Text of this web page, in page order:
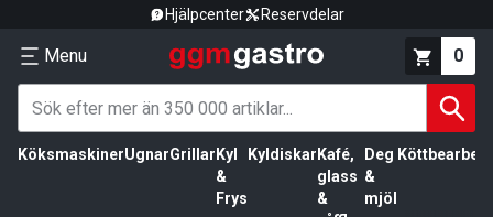
Hjälpcenter Reservdelar
Menu 0
KöksmaskinerUgnarGrillar Kyl
&
Frys
Kyldiskar Kafé,
glass
&
Deg
&
mjöl